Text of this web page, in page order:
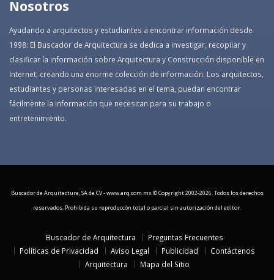
Nosotros
Ayudando a arquitectos y estudiantes a encontrar información desde
1998: El Buscador de Arquitectura se dedica a investigar, recopilar y
clasificar la información sobre Arquitectura y Construcción disponible en
Internet, creando una enorme colección de información. Los arquitectos,
estudiantes y personas interesadas en el tema, puedan encontrar
fácilmente la información que necesitan para su trabajo o
entretenimiento.
Buscador de Arquitectura, SA de CV - www.arq.com.mx © Copyright 2002-2026. Todos los derechos
reservados. Prohibida su reproduccón total o parcial sin autorización del editor.
Buscador de Arquitectura
Preguntas Frecuentes
Políticas de Privacidad
Aviso Legal Publicidad
Contáctenos
Arquitectura
Mapa del Sitio